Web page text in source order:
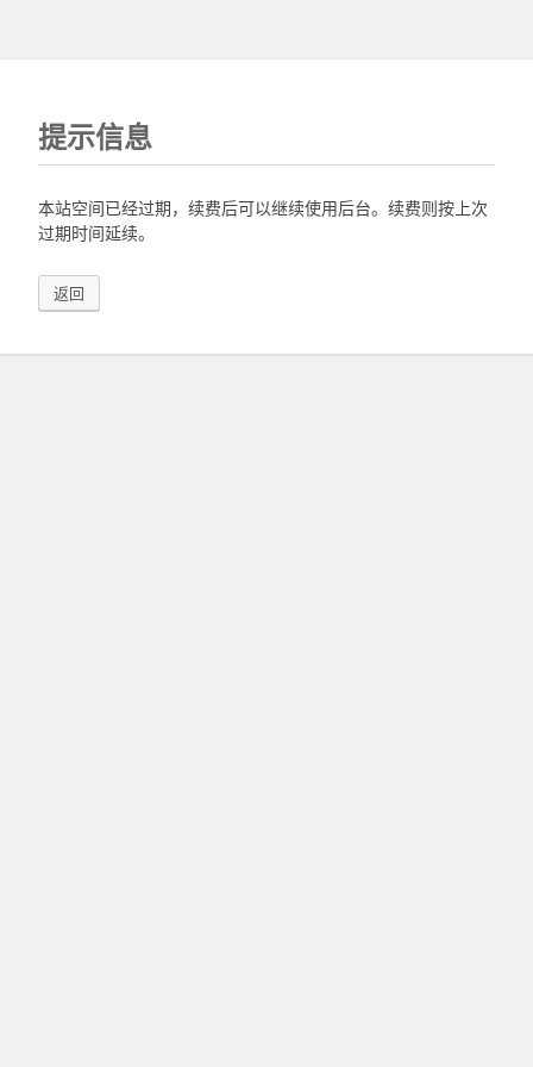
提示信息
本站空间已经过期，续费后可以继续使用后台。续费则按上次
过期时间延续。
返回